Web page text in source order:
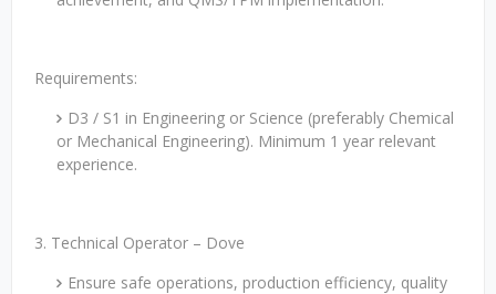
Requirements:
D3 / S1 in Engineering or Science (preferably Chemical
or Mechanical Engineering). Minimum 1 year relevant
experience.
3. Technical Operator – Dove
Ensure safe operations, production efficiency, quality